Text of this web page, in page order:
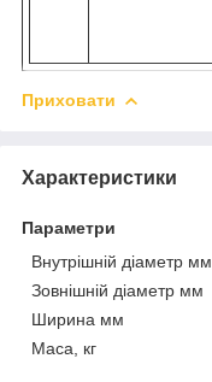
Приховати
Характеристики
Параметри
Внутрішній діаметр мм
Зовнішній діаметр мм
Ширина мм
Маса, кг